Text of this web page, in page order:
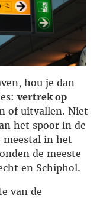
hou je dan
vertrek op
of uitvallen. Niet
het spoor in de
meestal in het
de meeste
en Schiphol.
van de